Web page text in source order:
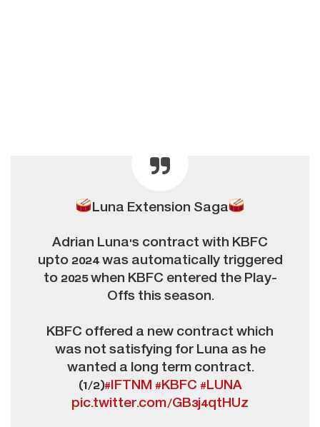
Luna Extension Saga
Adrian Luna's contract with KBFC
upto 2024 was automatically triggered
to 2025 when KBFC entered the Play-
Offs this season.
KBFC offered a new contract which
was not satisfying for Luna as he
wanted a long term contract.
(1/2)#IFTNM #KBFC #LUNA
pic.twitter.com/GB3j4qtHUz